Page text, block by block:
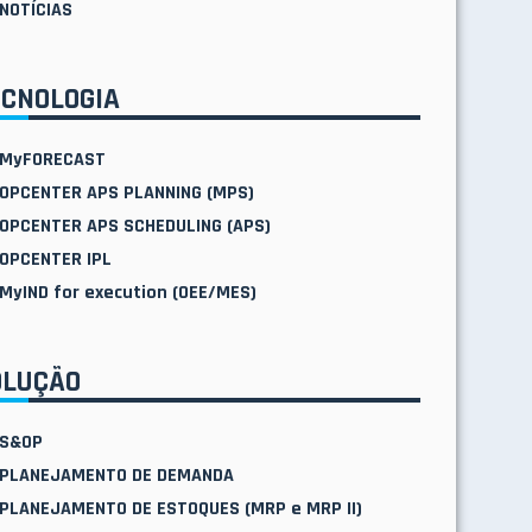
APS PLANNING (MPS)
APS SCHEDULING (APS)
IPL
for execution (OEE/MES)
DE DEMANDA
DE ESTOQUES (MRP e MRP II)